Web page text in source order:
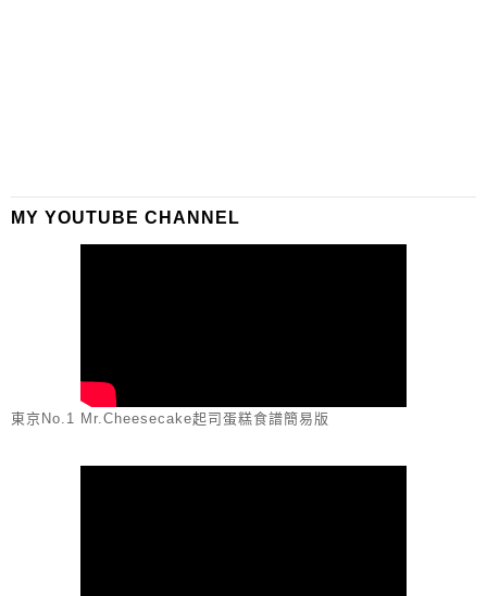
MY YOUTUBE CHANNEL
東京No.1 Mr.Cheesecake起司蛋糕食譜簡易版